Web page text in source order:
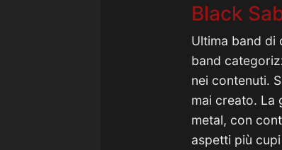
Black
Ultima band di
band
nei contenuti.
mai creato. La
metal, con
aspetti più